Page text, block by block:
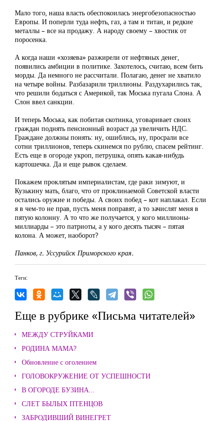
Мало того, наша власть обеспокоилась энергобезопасностью
Европы. И поперли туда нефть, газ, а там и титан, и редкие
металлы – все на продажу. А народу своему – хвостик от
поросенка.
А когда наши «хозяева» разжирели от нефтяных денег,
появились амбиции в политике. Захотелось, считаю, всем бить
морды. Да немного не рассчитали. Полагаю, денег не хватило
на четыре войны. Разбазарили триллионы. Раздухарились так,
что решили бодаться с Америкой, так Моська пугала Слона. А
Слон ввел санкции.
И теперь Моська, как побитая скотинка, уговаривает своих
граждан поднять пенсионный возраст да увеличить НДС.
Граждане должны понять: ну, ошиблись, ну, просрали все
сотни триллионов, теперь скинемся по рублю, спасем рейтинг.
Есть еще в огороде укроп, петрушка, опять какая-нибудь
картошечка. Да и еще рывок сделаем.
Покажем проклятым империалистам, где раки зимуют, и
Кузькину мать, благо, что от проклинаемой Советской власти
остались оружие и победы. А своих побед – кот наплакал. Если
я в чем-то не прав, пусть меня поправят, а то зачислят меня в
пятую колонну. А то что же получается, у кого миллионы-
миллиарды – это патриоты, а у кого десять тысяч – пятая
колона. А может, наоборот?
Панков, г. Уссурийск Приморского края.
Теги:
Еще в рубрике «Письма читателей»
МЕЖДУ СТРУЙКАМИ
РОДИНА МАМА?
Обновление с оголением
ГОЛОВОКРУЖЕНИЕ ОТ УСПЕШНОСТИ
В ОГОРОДЕ БУЗИНА...
СЛЕТ БЫЛЫХ ПТЕНЦОВ
ЗАБРОДИВШИЙ ВИНЕГРЕТ